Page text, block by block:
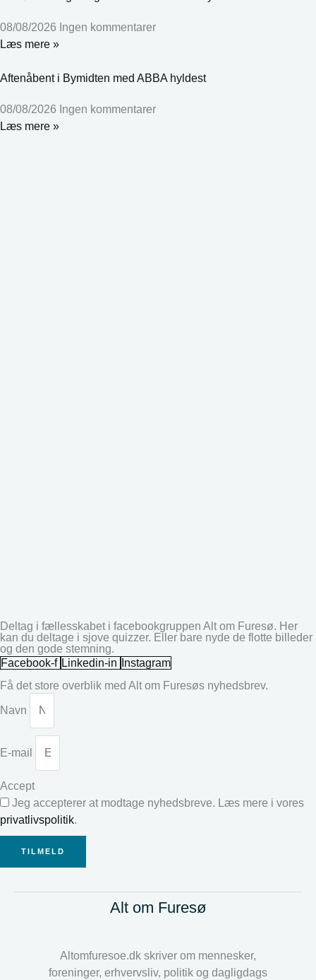
08/08/2026 Ingen kommentarer
Læs mere »
Aftenåbent i Bymidten med ABBA hyldest
08/08/2026 Ingen kommentarer
Læs mere »
Deltag i fællesskabet i facebookgruppen Alt om Furesø. Her
kan du deltage i sjove quizzer. Eller bare nyde de flotte billeder
og den gode stemning.
Facebook-f Linkedin-in
Instagram
Få det store overblik med Alt om Furesøs nyhedsbrev.
Navn
E-mail
Accept
Jeg accepterer at modtage nyhedsbreve. Læs mere i vores
privatlivspolitik.
TILMELD
Alt om Furesø
Altomfuresoe.dk skriver om mennesker,
foreninger, erhvervsliv, politik og dagligdags